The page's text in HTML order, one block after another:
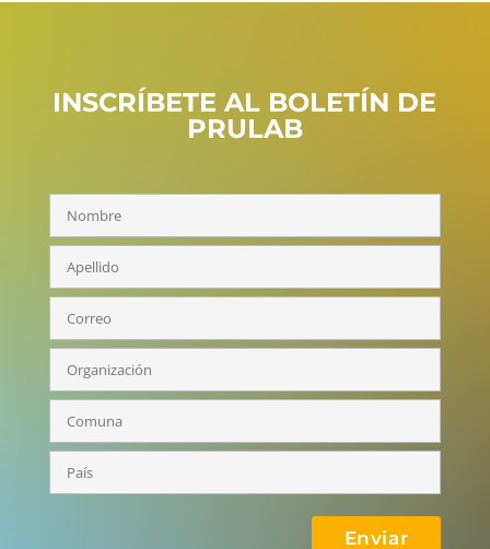
INSCRÍBETE AL BOLETÍN DE
PRULAB